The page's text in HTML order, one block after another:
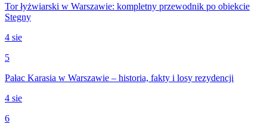
Tor łyżwiarski w Warszawie: kompletny przewodnik po obiekcie
Stegny
4 sie
5
Pałac Karasia w Warszawie – historia, fakty i losy rezydencji
4 sie
6